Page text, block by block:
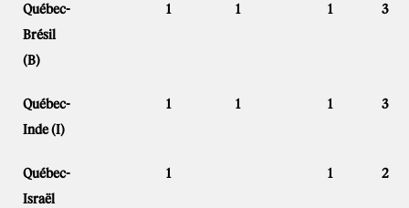
Québec-
Brésil
(B)
1 1 1 3
Québec-
Inde (I)
1 1 1 3
Québec-
Israël
1 1 2